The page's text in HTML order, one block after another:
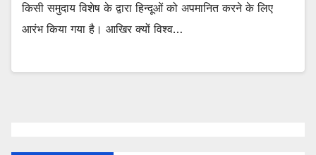
किसी समुदाय विशेष के द्वारा हिन्दूओं को अपमानित करने के लिए
आरंभ किया गया है। आखिर क्यों विश्व…